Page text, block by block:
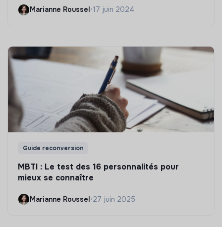
Marianne Roussel •17 juin 2024
Guide reconversion
MBTI : Le test des 16 personnalités pour
mieux se connaître
Marianne Roussel•27 juin 2025